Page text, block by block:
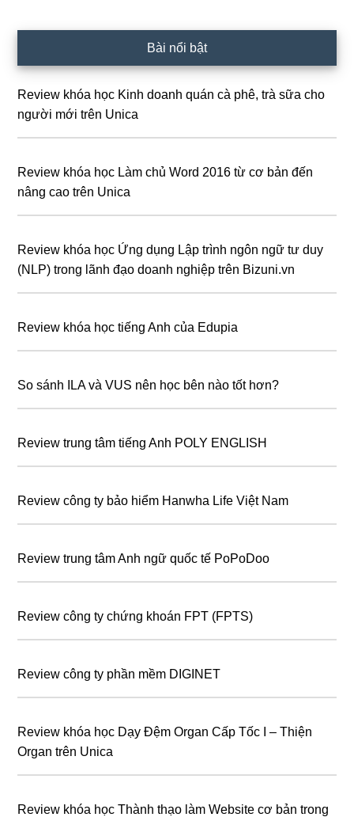
chính
Bài nổi bật
Review khóa học Kinh doanh quán cà phê, trà sữa cho
người mới trên Unica
Review khóa học Làm chủ Word 2016 từ cơ bản đến
nâng cao trên Unica
Review khóa học Ứng dụng Lập trình ngôn ngữ tư duy
(NLP) trong lãnh đạo doanh nghiệp trên Bizuni.vn
Review khóa học tiếng Anh của Edupia
So sánh ILA và VUS nên học bên nào tốt hơn?
Review trung tâm tiếng Anh POLY ENGLISH
Review công ty bảo hiểm Hanwha Life Việt Nam
Review trung tâm Anh ngữ quốc tế PoPoDoo
Review công ty chứng khoán FPT (FPTS)
Review công ty phần mềm DIGINET
Review khóa học Dạy Đệm Organ Cấp Tốc I – Thiện
Organ trên Unica
Review khóa học Thành thạo làm Website cơ bản trong